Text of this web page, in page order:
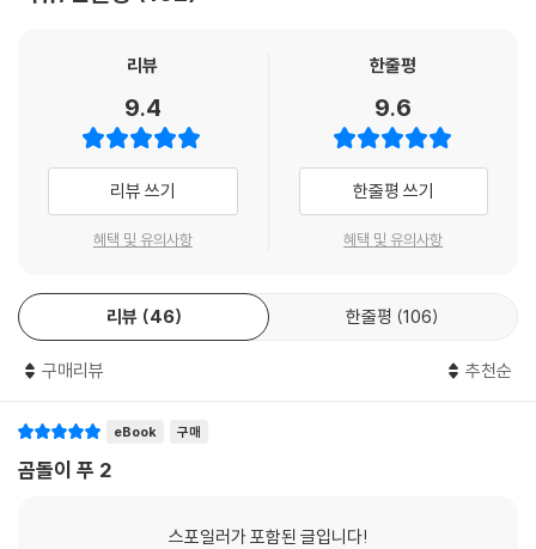
리뷰
9.4
리뷰 쓰기
혜택 및 유의사항
한줄평
9.6
한줄평 쓰기
혜택 및 유의사항
리뷰 46 한줄평 106
구매리뷰 추천순
eBook 구매
곰돌이 푸 2
스포일러가 포함된 글입니다!